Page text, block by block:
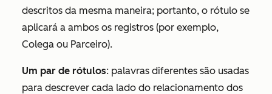
descritos da mesma maneira; portanto, o rótulo se
aplicará a ambos os registros (por exemplo,
Colega ou Parceiro).
Um par de rótulos: palavras diferentes são usadas
para descrever cada lado do relacionamento dos